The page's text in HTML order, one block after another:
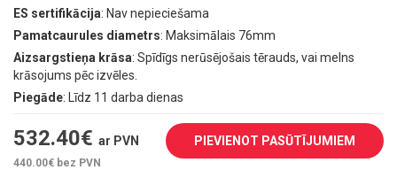
ES sertifikācija: Nav nepieciešama
Pamatcaurules diametrs: Maksimālais 76mm
Aizsargstieņa krāsa: Spīdīgs nerūsējošais tērauds, vai melns
krāsojums pēc izvēles.
Piegāde: Līdz 11 darba dienas
532.40€ ar PVN
440.00€ bez PVN
PIEVIENOT PASŪTĪJUMIEM